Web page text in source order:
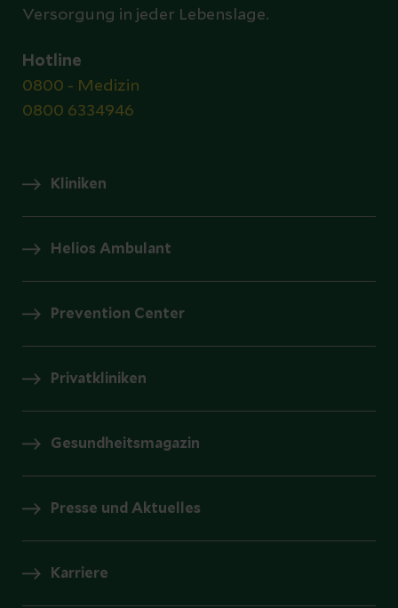
Versorgung in jeder Lebenslage.
Hotline
0800 - Medizin
0800 6334946
Kliniken
Helios Ambulant
Prevention Center
Privatkliniken
Gesundheitsmagazin
Presse und Aktuelles
Karriere